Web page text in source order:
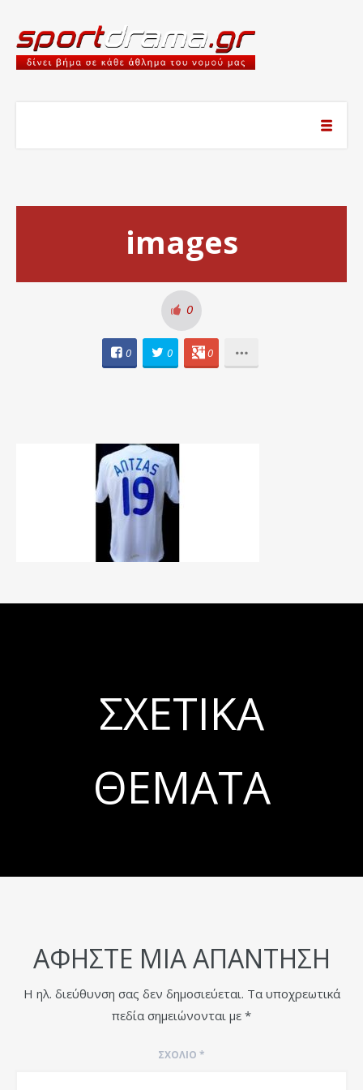
images
0
0 0 0
ΣΧΕΤΙΚΆ
ΘΈΜΑΤΑ
ΑΦΉΣΤΕ ΜΙΑ ΑΠΆΝΤΗΣΗ
Η ηλ. διεύθυνση σας δεν δημοσιεύεται. Τα υποχρεωτικά
πεδία σημειώνονται με *
ΣΧΌΛΙΟ *